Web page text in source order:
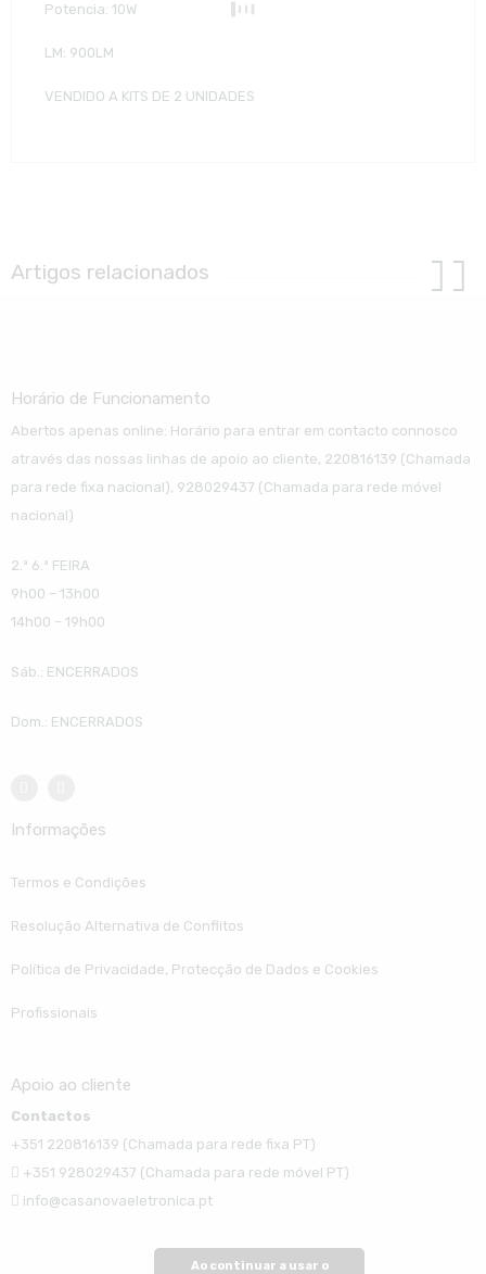
Potencia: 10W
LM: 900LM
VENDIDO A KITS DE 2 UNIDADES
Artigos relacionados
Horário de Funcionamento
Abertos apenas online: Horário para entrar em contacto connosco
através das nossas linhas de apoio ao cliente, 220816139 (Chamada
para rede fixa nacional), 928029437 (Chamada para rede móvel
nacional)
2.ª 6.ª FEIRA
9h00 – 13h00
14h00 – 19h00
Sáb.: ENCERRADOS
Dom.: ENCERRADOS
Informações
Termos e Condições
Resolução Alternativa de Conflitos
Política de Privacidade, Protecção de Dados e Cookies
Profissionais
Apoio ao cliente
Contactos
+351 220816139 (Chamada para rede fixa PT)
+351 928029437 (Chamada para rede móvel PT)
info@casanovaeletronica.pt
Ao continuar a usar o